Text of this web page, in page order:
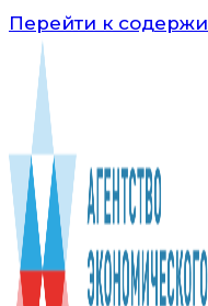
Перейти к